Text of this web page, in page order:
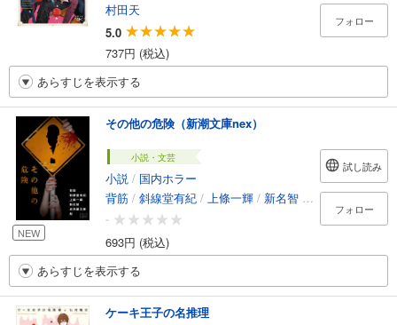
村田天
5.0
737円 (税込)
フォロー
あらすじを表示する
NEW
その他の危険（新潮文庫nex）
小説・文芸
小説 / 国内ホラー
背筋 / 斜線堂有紀 / 上條一輝 / 新名智 皮肉屋文庫/梨
-
693円 (税込)
試し読み
フォロー
あらすじを表示する
ケーキ王子の名推理